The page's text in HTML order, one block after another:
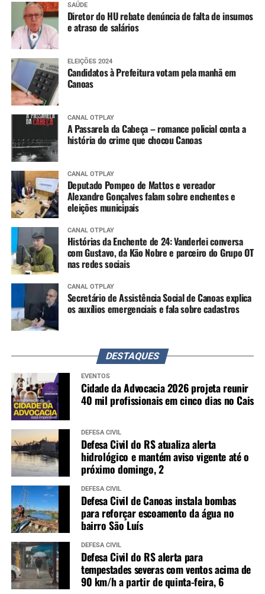
SAÚDE
Diretor do HU rebate denúncia de falta de insumos
e atraso de salários
ELEIÇÕES 2024
Candidatos à Prefeitura votam pela manhã em
Canoas
CANAL OTPLAY
A Passarela da Cabeça – romance policial conta a
história do crime que chocou Canoas
CANAL OTPLAY
Deputado Pompeo de Mattos e vereador
Alexandre Gonçalves falam sobre enchentes e
eleições municipais
CANAL OTPLAY
Histórias da Enchente de 24: Vanderlei conversa
com Gustavo, da Kão Nobre e parceiro do Grupo OT
nas redes sociais
CANAL OTPLAY
Secretário de Assistência Social de Canoas explica
os auxílios emergenciais e fala sobre cadastros
DESTAQUES
EVENTOS
Cidade da Advocacia 2026 projeta reunir
40 mil profissionais em cinco dias no Cais
DEFESA CIVIL
Defesa Civil do RS atualiza alerta
hidrológico e mantém aviso vigente até o
próximo domingo, 2
DEFESA CIVIL
Defesa Civil de Canoas instala bombas
para reforçar escoamento da água no
bairro São Luís
DEFESA CIVIL
Defesa Civil do RS alerta para
tempestades severas com ventos acima de
90 km/h a partir de quinta-feira, 6